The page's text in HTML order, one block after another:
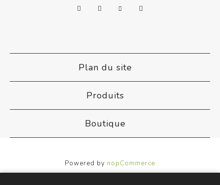
Plan du site
Produits
Boutique
Powered by nopCommerce
Designed byNop-Templates.com